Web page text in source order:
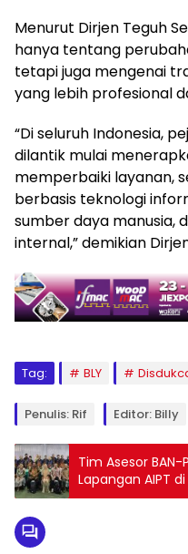
Menurut Dirjen Teguh
hanya tentang
tetapi juga mengenai
yang lebih profesional
“Di seluruh Indonesia,
dilantik mulai
memperbaiki layanan,
berbasis teknologi
sumber daya manusia,
internal,” demikian
Tag: BLY
Penulis: Rif Editor: Billy
Tim Asesor
Lapangan AIPT
Satyagama